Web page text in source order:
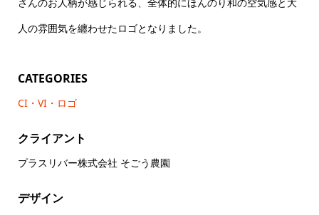
人の雰囲気を纏わせたロゴとなりました。
CATEGORIES
CI・VI・ロゴ
クライアント
プラスリバー株式会社 そごう農園
デザイン